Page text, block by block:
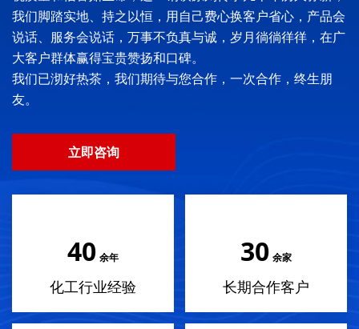
我们脚踏实地、持之以恒，用自己费心换客户省心，产品会
说话、服务会说话，万事不负真与诚，岁月徜徜徉徉，在广
大客户群体赢得宝贵赞扬和口碑。
我们已沏好热茶，我们期待与您合作，一次合作，终生朋
友。
立即咨询
40 余年
化工行业经验
30 余家
长期合作客户